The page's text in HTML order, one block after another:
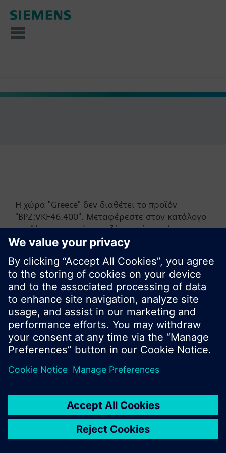
Η χώρα "Greece" δεν διαθέτει τo προϊόν
"BPZ:VKF46.400". Μεταφέρεστε στον κατάλογο
προϊόντων για νέα αναζήτηση ή περιήγηση
στην ευρεία γκάμα προϊόντων της Siemens.
Οκ